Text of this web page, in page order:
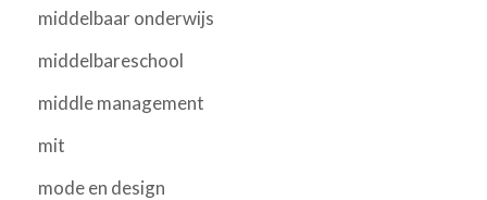
middelbaar onderwijs
middelbareschool
middle management
mit
mode en design